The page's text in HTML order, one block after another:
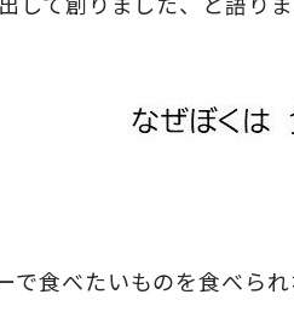
食べたいものを食べら